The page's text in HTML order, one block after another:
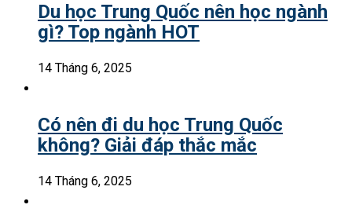
Du học Trung Quốc nên học ngành
gì? Top ngành HOT
14 Tháng 6, 2025
Có nên đi du học Trung Quốc
không? Giải đáp thắc mắc
14 Tháng 6, 2025